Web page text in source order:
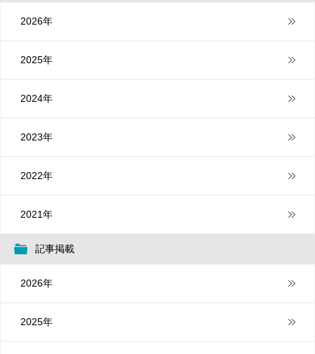
2026年
2025年
2024年
2023年
2022年
2021年
記事掲載
2026年
2025年